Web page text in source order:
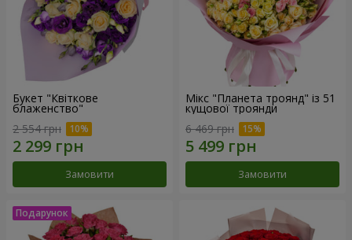
Букет "Квіткове
блаженство"
2 554 грн
Замовити
Мікс "Планета троянд" із 51
кущової троянди
6 469 грн
Замовити